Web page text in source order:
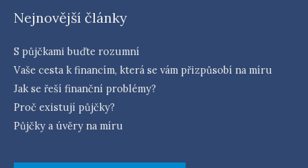
Nejnovější články
S půjčkami buďte rozumní
Vaše cesta k financím, která se vám přizpůsobí na míru
Jak se řeší finanční problémy?
Proč existují půjčky?
Půjčky a úvěry na míru